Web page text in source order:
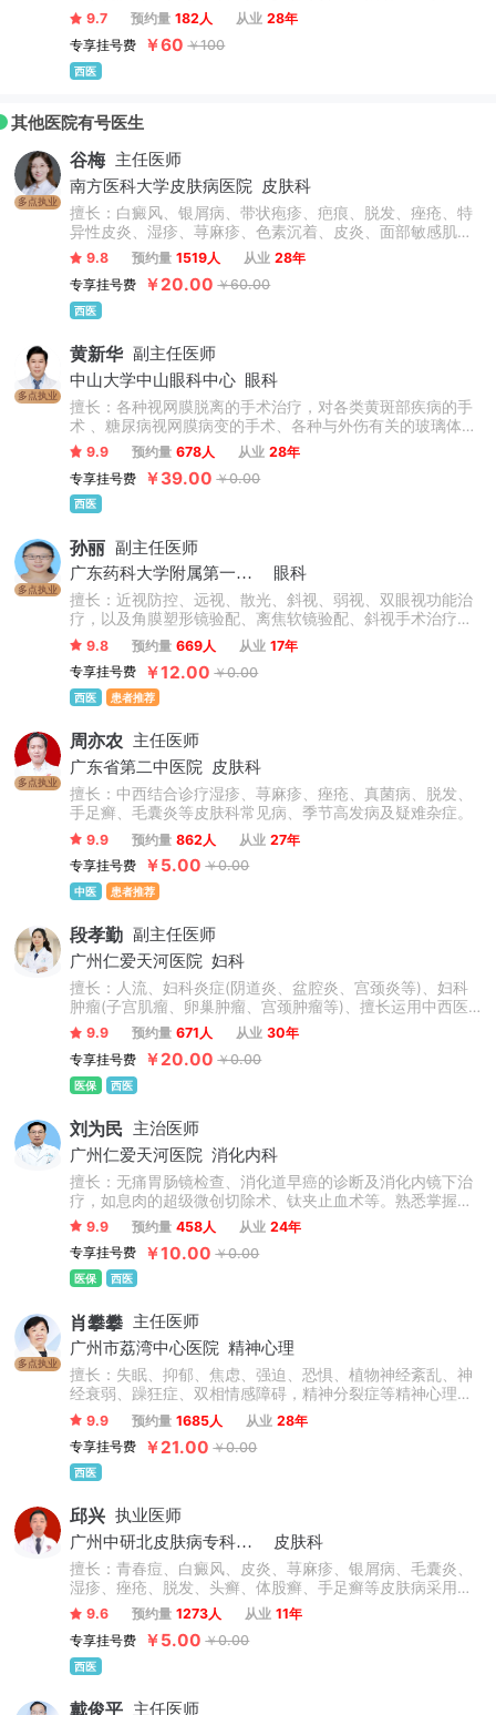
痫、小儿脑性瘫痪等疾病的诊治。
9.7 预约量 182人 从业 28年
专享挂号费
￥60 ￥100
西医
其他医院有号医生
多点执业
谷梅 主任医师
南方医科大学皮肤病医院
皮肤科
擅长：白癜风、银屑病、带状疱疹、疤痕、脱发、痤疮、特
异性皮炎、湿疹、荨麻疹、色素沉着、皮炎、面部敏感肌肤
及过敏性皮肤病、常见病及疑难杂症治疗。
9.8 预约量 1519人 从业 28年
专享挂号费
￥20.00 ￥60.00
西医
多点执业
黄新华 副主任医师
中山大学中山眼科中心
眼科
擅长：各种视网膜脱离的手术治疗，对各类黄斑部疾病的手
术 、糖尿病视网膜病变的手术、各种与外伤有关的玻璃体视
网膜病的治疗均有深入研究。对眼底病的激光治疗及与玻璃
体、视网膜疾病有关的白内障治疗也有丰富的临床经验。
9.9 预约量 678人 从业 28年
专享挂号费
￥39.00 ￥0.00
西医
多点执业
孙丽 副主任医师
广东药科大学附属第一医院
眼科
擅长：近视防控、远视、散光、斜视、弱视、双眼视功能治
疗，以及角膜塑形镜验配、离焦软镜验配、斜视手术治疗，
在早发性及进展性近视及高度近视防控方面有丰富的临床经
验。
9.8 预约量 669人 从业 17年
专享挂号费
￥12.00 ￥0.00
西医 患者推荐
多点执业
周亦农 主任医师
广东省第二中医院
皮肤科
擅长：中西结合诊疗湿疹、荨麻疹、痤疮、真菌病、脱发、
手足癣、毛囊炎等皮肤科常见病、季节高发病及疑难杂症。
9.9 预约量 862人 从业 27年
专享挂号费
￥5.00 ￥0.00
中医 患者推荐
段孝勤 副主任医师
广州仁爱天河医院 妇科
擅长：人流、妇科炎症(阴道炎、盆腔炎、宫颈炎等)、妇科
肿瘤(子宫肌瘤、卵巢肿瘤、宫颈肿瘤等)、擅长运用中西医
结合及先进技术诊疗各种多囊卵巢综合征、子宫内膜异位
症、子宫腺肌症、痛经、女性不孕等。娴熟操作妇科微创手
术，如腹腔镜下子宫肌瘤及卵巢肿瘤剔除、盆腔炎症粘连分
粘、处女膜修复、生殖道畸形矫正等手术。
9.9 预约量 671人 从业 30年
专享挂号费
￥20.00 ￥0.00
医保 西医
刘为民 主治医师
广州仁爱天河医院 消化内科
擅长：无痛胃肠镜检查、消化道早癌的诊断及消化内镜下治
疗，如息肉的超级微创切除术、钛夹止血术等。熟悉掌握消
化内科常见病、多发病的诊治。
9.9 预约量 458人 从业 24年
专享挂号费
￥10.00 ￥0.00
医保 西医
多点执业
肖攀攀 主任医师
广州市荔湾中心医院 精神心理
擅长：失眠、抑郁、焦虑、强迫、恐惧、植物神经紊乱、神
经衰弱、躁狂症、双相情感障碍，精神分裂症等精神心理疾
病。
9.9 预约量 1685人 从业 28年
专享挂号费
￥21.00 ￥0.00
西医
邱兴 执业医师
广州中研北皮肤病专科门诊
皮肤科
擅长：青春痘、白癜风、皮炎、荨麻疹、银屑病、毛囊炎、
湿疹、痤疮、脱发、头癣、体股癣、手足癣等皮肤病采用中
西医结合治疗与免疫疗法治疗。
9.6 预约量 1273人 从业 11年
专享挂号费
￥5.00 ￥0.00
西医
戴俊平 主任医师